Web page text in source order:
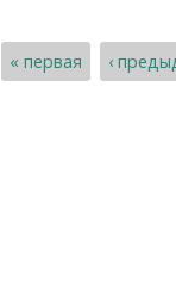
« первая ‹